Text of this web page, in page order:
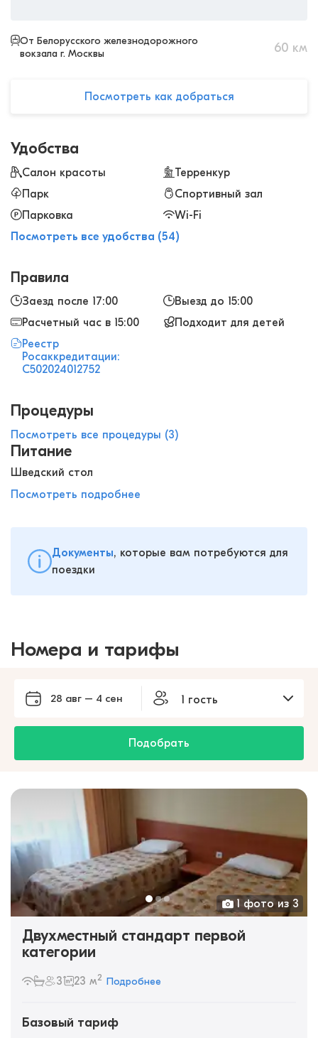
От Белорусского железнодорожного
вокзала г. Москвы
60 км
Посмотреть как добраться
Удобства
Салон красоты
Терренкур
Парк
Спортивный зал
Парковка
Wi-Fi
Посмотреть все удобства (54)
Правила
Заезд после 17:00
Выезд до 15:00
Расчетный час в 15:00
Подходит для детей
Реестр
Росаккредитации:
С502024012752
Процедуры
Посмотреть все процедуры (3)
Питание
Шведский стол
Посмотреть подробнее
Документы, которые вам потребуются для
поездки
Номера и тарифы
28 авг – 4 сен 1 гость
Подобрать
1 фото из 3
Двухместный стандарт первой
категории
3 23 м2 Подробнее
Базовый тариф